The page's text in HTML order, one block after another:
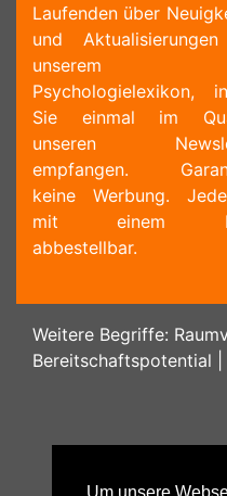
Laufenden über
und
unserem
Psychologielexikon,
Sie einmal im
unseren
empfangen.
keine Werbung.
mit einem
abbestellbar.
Weitere Begriffe:
Bereitschaftspotential